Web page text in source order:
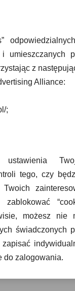
umieszczanych
z
Alliance:
;
tego, czy
możesz nie
świadczonych
do zalogowania.